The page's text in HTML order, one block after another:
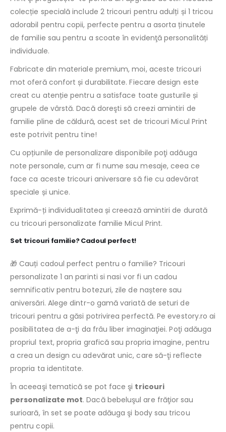
colecție specială include 2 tricouri pentru adulți și 1 tricou
adorabil pentru copii, perfecte pentru a asorta ținutele
de familie sau pentru a scoate în evidenţă personalități
individuale.
Fabricate din materiale premium, moi, aceste tricouri
mot oferă confort și durabilitate. Fiecare design este
creat cu atenție pentru a satisface toate gusturile și
grupele de vârstă. Dacă doreşti să creezi amintiri de
familie pline de căldură, acest set de tricouri Micul Print
este potrivit pentru tine!
Cu opțiunile de personalizare disponibile poţi adăuga
note personale, cum ar fi nume sau mesaje, ceea ce
face ca aceste tricouri aniversare să fie cu adevărat
speciale și unice.
Exprimă-ți individualitatea și creează amintiri de durată
cu tricouri personalizate familie Micul Print.
Set tricouri familie? Cadoul perfect!
🎁 Cauți cadoul perfect pentru o familie? Tricouri
personalizate 1 an parinti si nasi vor fi un cadou
semnificativ pentru botezuri, zile de naștere sau
aniversări. Alege dintr-o gamă variată de seturi de
tricouri pentru a găsi potrivirea perfectă. Pe evestory.ro ai
posibilitatea de a-ţi da frâu liber imaginaţiei. Poţi adăuga
propriul text, propria grafică sau propria imagine, pentru
a crea un design cu adevărat unic, care să-ţi reflecte
propria ta identitate.
În aceeaşi tematică se pot face şi tricouri
personalizate mot. Dacă bebeluşul are frăţior sau
surioară, în set se poate adăuga şi body sau tricou
pentru copii.